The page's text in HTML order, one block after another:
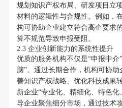
规划知识产权布局、研发项目立
材料的逻辑性与合规性。例如，
构可协助企业建立符合高企要求
算不规范导致申报受阻。
2.3 企业创新能力的系统性提升
优质的服务机构不仅是“申报中介
脑”。通过长期合作，机构可协
善知识产权战略、优化科技成果
新企业“专业化、精细化、特色
导企业聚焦细分市场，通过技术